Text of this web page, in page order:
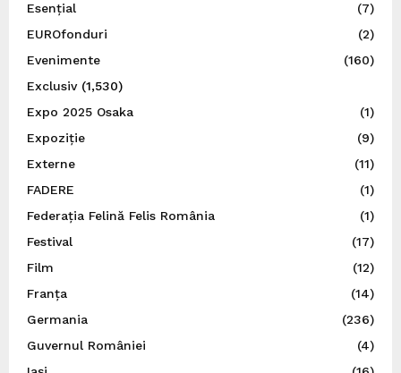
Esențial
(7)
EUROfonduri
(2)
Evenimente
(160)
Exclusiv(1,530)
Expo 2025 Osaka
(1)
Expoziție
(9)
Externe
(11)
FADERE
(1)
Federația Felină Felis România
(1)
Festival
(17)
Film
(12)
Franța
(14)
Germania
(236)
Guvernul României
(4)